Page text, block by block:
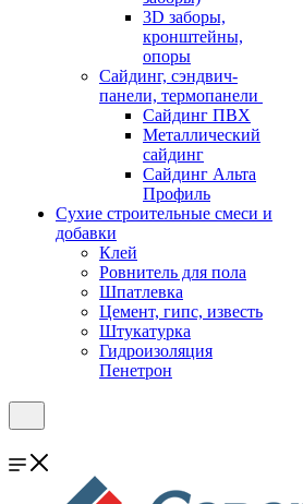
3D заборы,
кронштейны,
опоры
Cайдинг, сэндвич-
панели, термопанели
Сайдинг ПВХ
Металлический
сайдинг
Сайдинг Альта
Профиль
Сухие строительные смеси и
добавки
Клей
Ровнитель для пола
Шпатлевка
Цемент, гипс, известь
Штукатурка
Гидроизоляция
Пенетрон